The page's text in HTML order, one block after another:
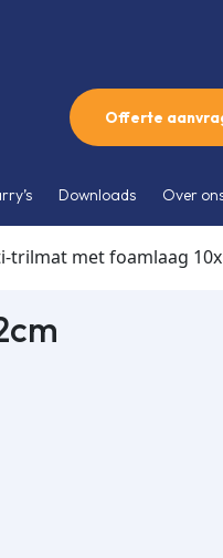
Offerte
Downloads Over
trilmat met foamlaag